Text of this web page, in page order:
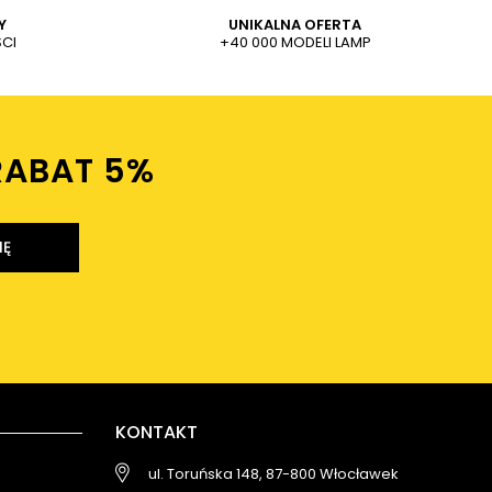
UNIKALNA OFERTA
+40 000 MODELI LAMP
5%ㅤ
KONTAKT
ul. Toruńska 148, 87-800 Włocławek